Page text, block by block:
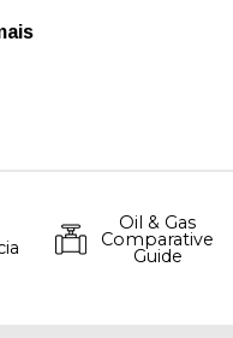
Oil & Gas
Comparative
Guide